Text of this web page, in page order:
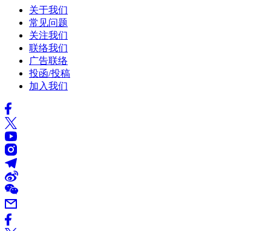
关于我们
常见问题
关注我们
联络我们
广告联络
投函/投稿
加入我们